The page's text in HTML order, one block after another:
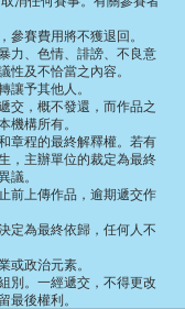
參賽費用將不獲退回。
力、色情、誹謗、不良意
性及不恰當之內容。
讓予其他人。
交，概不發還，而作品之
機構所有。
章程的最終解釋權。若有
，主辦單位的裁定為最終
議。
前上傳作品，逾期遞交作
定為最終依歸，任何人不
或政治元素。
別。一經遞交，不得更改
最後權利。